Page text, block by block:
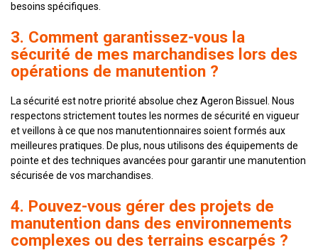
besoins spécifiques.
3. Comment garantissez-vous la
sécurité de mes marchandises lors des
opérations de manutention ?
La sécurité est notre priorité absolue chez Ageron Bissuel. Nous
respectons strictement toutes les normes de sécurité en vigueur
et veillons à ce que nos manutentionnaires soient formés aux
meilleures pratiques. De plus, nous utilisons des équipements de
pointe et des techniques avancées pour garantir une manutention
sécurisée de vos marchandises.
4. Pouvez-vous gérer des projets de
manutention dans des environnements
complexes ou des terrains escarpés ?